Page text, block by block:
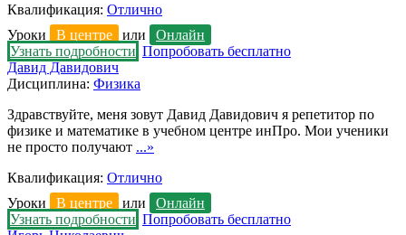
Квалификация: Отлично
Уроки
В центре или
Онлайн
Узнать подробности Попробовать бесплатно
Давид Давидович
Дисциплина: Физика
Здравствуйте, меня зовут Давид Давидович я репетитор по
физике и математике в учебном центре инПро. Мои ученики
не просто получают ...»
Квалификация: Отлично
Уроки
В центре или
Онлайн
Узнать подробности Попробовать бесплатно